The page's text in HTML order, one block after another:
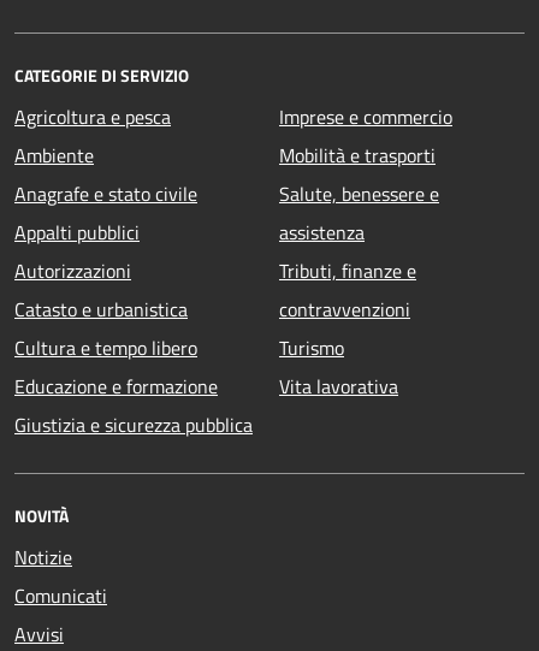
CATEGORIE DI SERVIZIO
Agricoltura e pesca
Ambiente
Anagrafe e stato civile
Appalti pubblici
Autorizzazioni
Catasto e urbanistica
Cultura e tempo libero
Educazione e formazione
Giustizia e sicurezza pubblica
Imprese e commercio
Mobilità e trasporti
Salute, benessere e
assistenza
Tributi, finanze e
contravvenzioni
Turismo
Vita lavorativa
NOVITÀ
Notizie
Comunicati
Avvisi